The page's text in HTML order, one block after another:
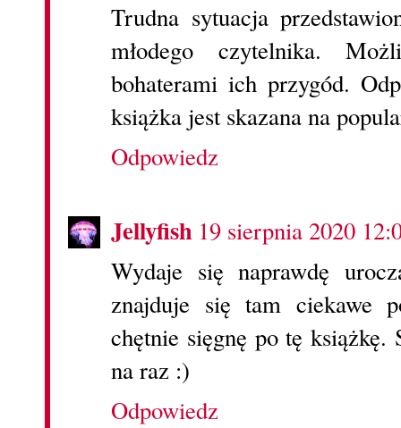
Trudna sytuacja
młodego czytelnika.
bohaterami ich przygód.
książka jest skazana na
Odpowiedz
Jellyfish 19 sierpnia 2020
Wydaje się naprawdę
znajduje się tam ciekawe
chętnie sięgnę po tę
na raz :)
Odpowiedz